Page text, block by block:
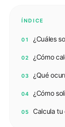
ÍNDICE
01 ¿Cuáles
02 ¿Cómo
03 ¿Qué
04 ¿Cómo
05 Calcula tu